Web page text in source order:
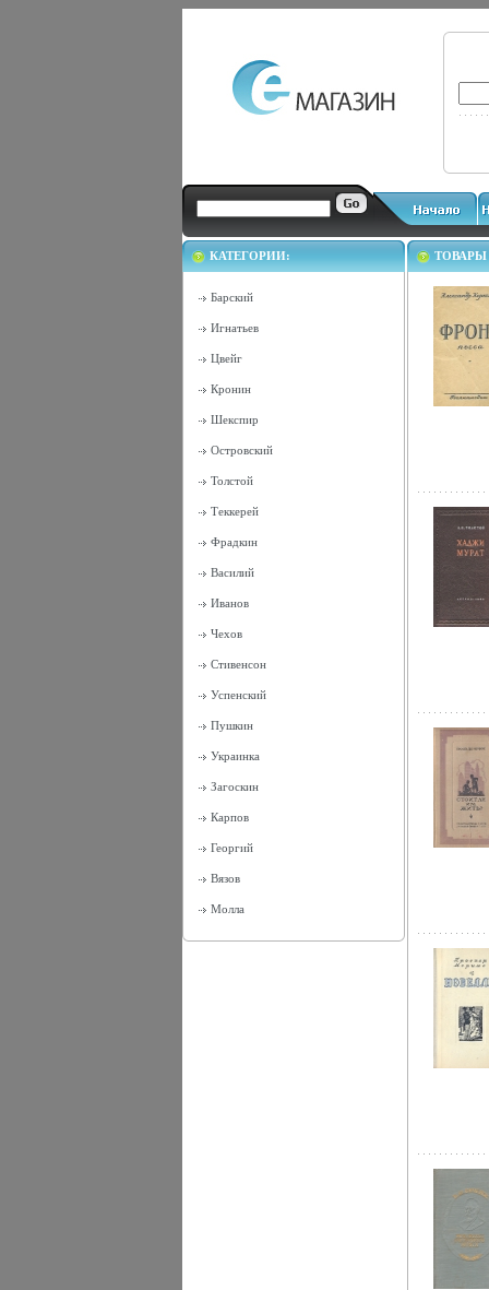
КАТЕГОРИИ:
Барский
Игнатьев
Цвейг
Кронин
Шекспир
Островский
Толстой
Теккерей
Фрадкин
Василий
Иванов
Чехов
Стивенсон
Успенский
Пушкин
Украинка
Загоскин
Карпов
Георгий
Вязов
Молла
ТОВАРЫ